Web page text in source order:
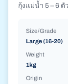
กุ้งเเม่น้ำ 5 – 6
Size/Grade
Large (16-20)
Weight
1kg
Origin